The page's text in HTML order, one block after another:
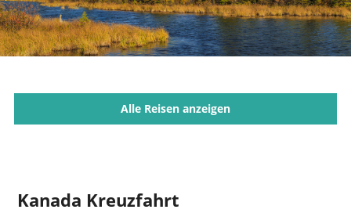
Urlaub mit Carnival
Katalog
Alle Reisen anzeigen
Kanada Kreuzfahrt